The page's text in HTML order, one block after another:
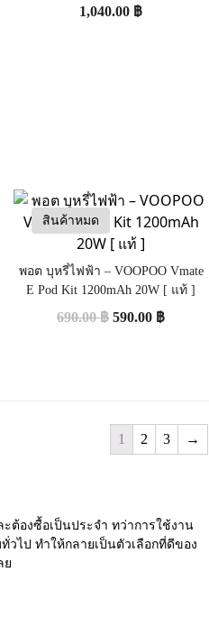
1,040.00 ฿
สินค้าหมด
พอต บุหรี่ไฟฟ้า – VOOPOO Vmate
E Pod Kit 1200mAh 20W [ แท้ ]
690.00฿ 590.00 ฿
1 2 3 →
ต้องซื้อเป็นประจำ ทว่าการใช้งาน
ไป ทำให้กลายเป็นตัวเลือกที่ดีของ
ย